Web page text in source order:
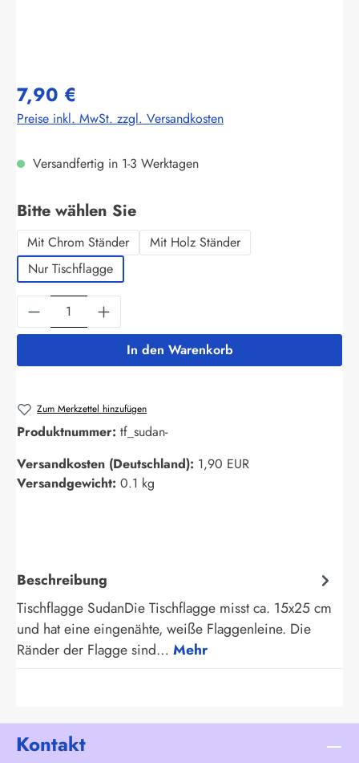
7,90 €
Preise inkl. MwSt. zzgl. Versandkosten
Versandfertig in 1-3 Werktagen
Bitte wählen Sieauswählen
Mit Chrom Ständer
Mit Holz Ständer
Nur Tischflagge
Produkt Anzahl: Gib den gewünschten
In den Warenkorb
Zum Merkzettel hinzufügen
Produktnummer: tf_sudan-
Versandkosten (Deutschland): 1,90 EUR
Versandgewicht: 0.1 kg
Beschreibung
Tischflagge SudanDie Tischflagge misst ca. 15x25 cm
und hat eine eingenähte, weiße Flaggenleine. Die
Ränder der Flagge sind… Mehr
Kontakt